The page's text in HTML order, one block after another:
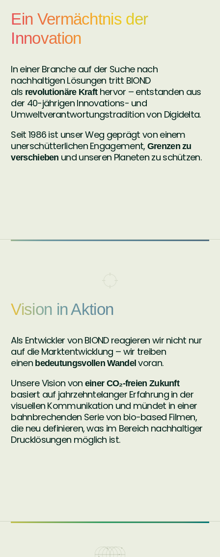
Ein Vermächtnis der
Innovation
In einer Branche auf der Suche nach
nachhaltigen Lösungen tritt BIOND
als revolutionäre Krafthervor – entstanden aus
der 40-jährigen Innovations- und
Umweltverantwortungstradition von Digidelta.
Seit 1986 ist unser Weg geprägt von einem
unerschütterlichen Engagement, Grenzen zu
verschieben und unseren Planeten zu schützen.
Vision in Aktion
Als Entwickler von BIOND reagieren wir nicht nur
auf die Marktentwicklung – wir treiben
einen bedeutungsvollen Wandelvoran.
Unsere Vision von einer CO₂-freien Zukunft
basiert auf jahrzehntelanger Erfahrung in der
visuellen Kommunikation und mündet in einer
bahnbrechenden Serie von bio-based Filmen,
die neu definieren, was im Bereich nachhaltiger
Drucklösungen möglich ist.